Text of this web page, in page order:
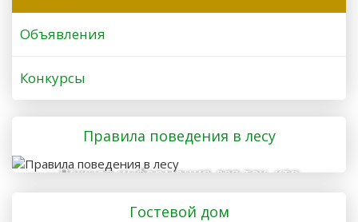
Объявления
Конкурсы
Правила поведения в лесу
Важная информация для тех, кто
отправляется в лес
Гостевой дом